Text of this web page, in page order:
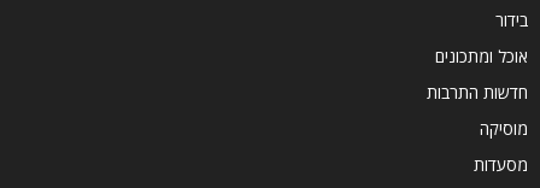
בידור
אוכל ומתכונים
חדשות התרבות
מוסיקה
מסעדות